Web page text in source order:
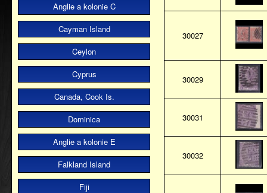
Anglie a kolonie C
Cayman Island
Ceylon
Cyprus
Canada, Cook Is.
Dominica
Anglie a kolonie E
Falkland Island
Fiji
30027
30029
30031
30032